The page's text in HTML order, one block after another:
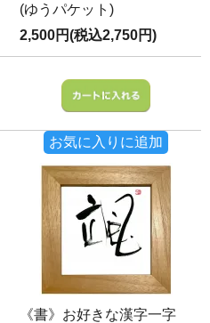
(ゆうパケット)
2,500円(税込2,750円)
お気に入りに追加
《書》お好きな漢字一字